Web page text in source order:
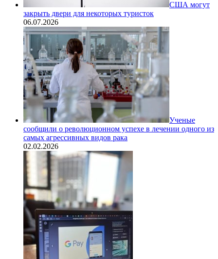
США могут
закрыть двери для некоторых туристок
06.07.2026
Ученые
сообщили о революционном успехе в лечении одного из
самых агрессивных видов рака
02.02.2026